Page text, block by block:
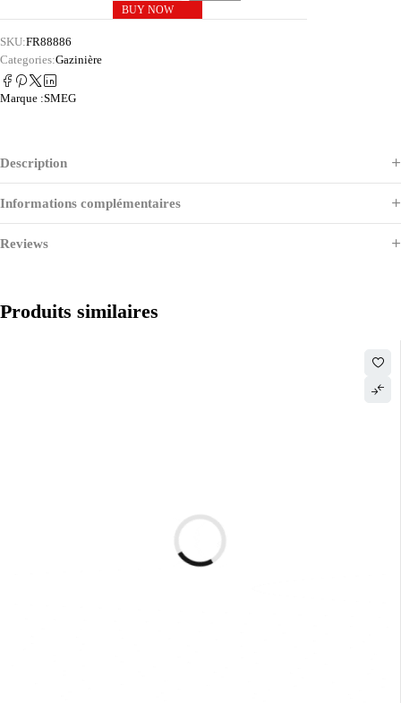
BUY NOW
SKU:FR88886
Categories:Gazinière
Marque :SMEG
Description
Informations complémentaires
Reviews
Produits similaires